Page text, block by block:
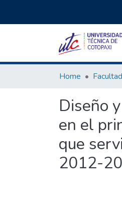
Home
Diseño
en el
que
2012-